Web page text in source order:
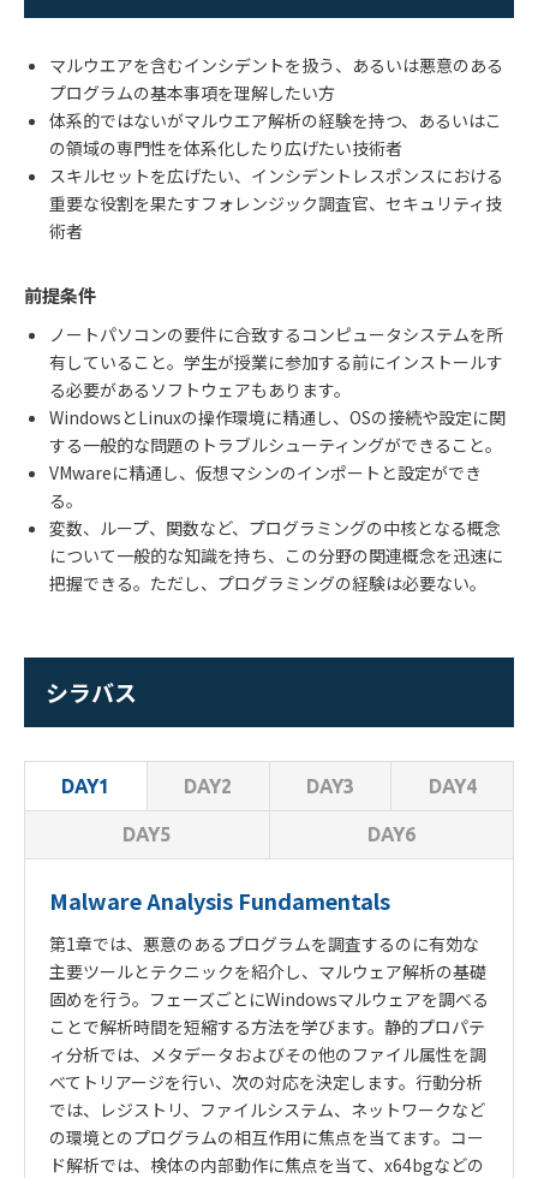
マルウエアを含むインシデントを扱う、あるいは悪意のある
プログラムの基本事項を理解したい方
体系的ではないがマルウエア解析の経験を持つ、あるいはこ
の領域の専門性を体系化したり広げたい技術者
スキルセットを広げたい、インシデントレスポンスにおける
重要な役割を果たすフォレンジック調査官、セキュリティ技
術者
前提条件
ノートパソコンの要件に合致するコンピュータシステムを所
有していること。学生が授業に参加する前にインストールす
る必要があるソフトウェアもあります。
WindowsとLinuxの操作環境に精通し、OSの接続や設定に関
する一般的な問題のトラブルシューティングができること。
VMwareに精通し、仮想マシンのインポートと設定ができ
る。
変数、ループ、関数など、プログラミングの中核となる概念
について一般的な知識を持ち、この分野の関連概念を迅速に
把握できる。ただし、プログラミングの経験は必要ない。
シラバス
DAY1 DAY2 DAY3 DAY4
DAY5 DAY6
Malware Analysis Fundamentals
第1章では、悪意のあるプログラムを調査するのに有効な
主要ツールとテクニックを紹介し、マルウェア解析の基礎
固めを行う。 フェーズごとにWindowsマルウェアを調べる
ことで解析時間を短縮する方法を学びます。静的プロパテ
ィ分析では、メタデータおよびその他のファイル属性を調
べてトリアージを行い、次の対応を決定します。行動分析
では、レジストリ、ファイルシステム、ネットワークなど
の環境とのプログラムの相互作用に焦点を当てます。コー
ド解析では、検体の内部動作に焦点を当て、x64bgなどの